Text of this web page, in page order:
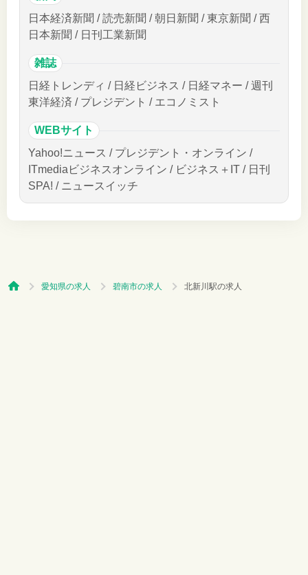
日本経済新聞 / 読売新聞 / 朝日新聞 / 東京新聞 / 西
日本新聞 / 日刊工業新聞
雑誌
日経トレンディ / 日経ビジネス / 日経マネー / 週刊
東洋経済 / プレジデント / エコノミスト
WEBサイト
Yahoo!ニュース / プレジデント・オンライン /
ITmediaビジネスオンライン / ビジネス＋IT / 日刊
SPA! / ニュースイッチ
愛知県の求人 碧南市の求人 北新川駅の求人